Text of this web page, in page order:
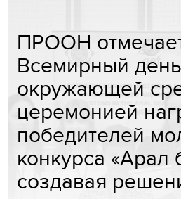
ПРООН
Всемирный день
окружающей
церемонией
победителей
конкурса «Арал
создавая